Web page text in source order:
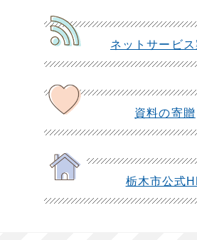
ネットサービス
資料の寄贈
栃木市公式